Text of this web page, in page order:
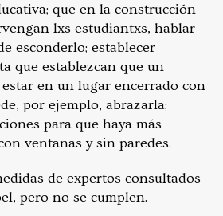
que en la construcción
lxs estudiantxs, hablar
esconderlo; establecer
que establezcan que un
en un lugar encerrado con
por ejemplo, abrazarla;
para que haya más
ventanas y sin paredes.
de expertos consultados
pero no se cumplen.